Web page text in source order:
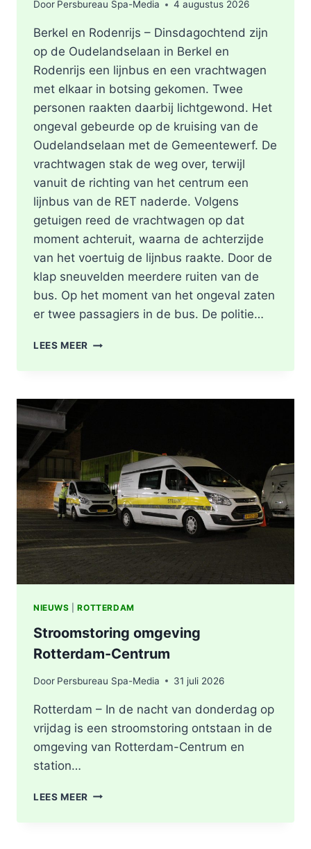
Door Persbureau Spa-Media 4 augustus 2026
Berkel en Rodenrijs – Dinsdagochtend zijn
op de Oudelandselaan in Berkel en
Rodenrijs een lijnbus en een vrachtwagen
met elkaar in botsing gekomen. Twee
personen raakten daarbij lichtgewond. Het
ongeval gebeurde op de kruising van de
Oudelandselaan met de Gemeentewerf. De
vrachtwagen stak de weg over, terwijl
vanuit de richting van het centrum een
lijnbus van de RET naderde. Volgens
getuigen reed de vrachtwagen op dat
moment achteruit, waarna de achterzijde
van het voertuig de lijnbus raakte. Door de
klap sneuvelden meerdere ruiten van de
bus. Op het moment van het ongeval zaten
er twee passagiers in de bus. De politie…
LEES MEER LICHTGEWONDEN
VRACHTWAGEN
IN
BERKEL
EN
RODENRIJS
NIEUWS |ROTTERDAM
Stroomstoring omgeving
Rotterdam-Centrum
Door Persbureau Spa-Media 31 juli 2026
Rotterdam – In de nacht van donderdag op
vrijdag is een stroomstoring ontstaan in de
omgeving van Rotterdam-Centrum en
station…
LEES MEER STROOMSTORING